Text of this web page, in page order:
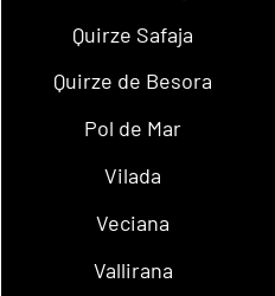
Quirze Safaja
Quirze de Besora
Pol de Mar
Vilada
Veciana
Vallirana